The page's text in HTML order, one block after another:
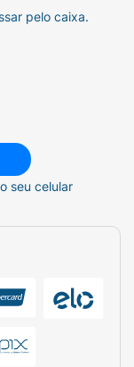
pelo caixa.
seu celular